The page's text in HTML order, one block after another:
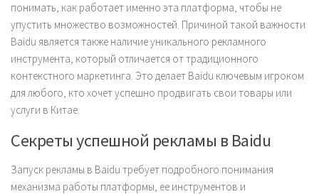
понимать, как работает именно эта платформа, чтобы не
упустить множество возможностей. Причиной такой важности
Baidu является также наличие уникального рекламного
инструмента, который отличается от традиционного
контекстного маркетинга. Это делает Baidu ключевым игроком
для любого, кто хочет успешно продвигать свои товары или
услуги в Китае.
Секреты успешной рекламы в Baidu
Запуск рекламы в Baidu требует подробного понимания
механизма работы платформы, ее инструментов и